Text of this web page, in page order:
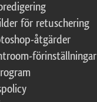
för retuschering
åtgärder
förinställningar